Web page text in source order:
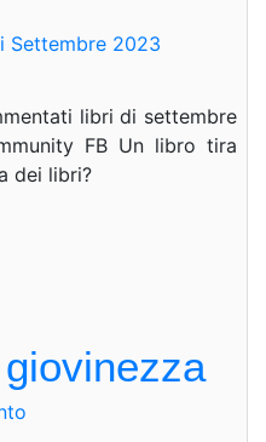
libri di settembre
FB Un libro tira
dei libri?